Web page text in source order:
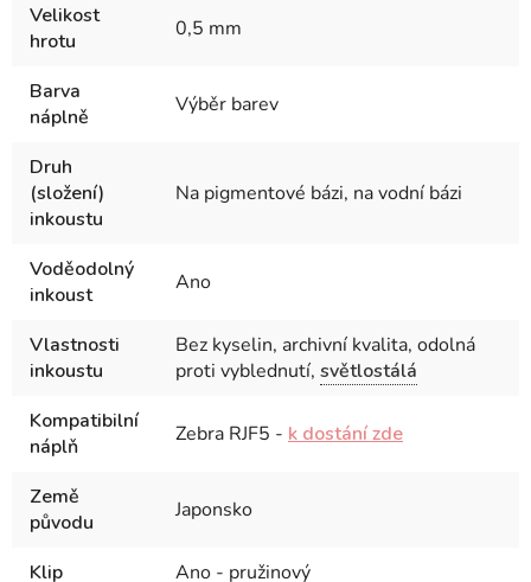
Velikost
hrotu
0,5 mm
Barva
náplně
Výběr barev
Druh
(složení)
inkoustu
Na pigmentové bázi, na vodní bázi
Voděodolný
inkoust
Ano
Vlastnosti
inkoustu
Bez kyselin, archivní kvalita, odolná
proti vyblednutí, světlostálá
Kompatibilní
náplň
Zebra RJF5 - k dostání zde
Země
původu
Japonsko
Klip
Ano - pružinový